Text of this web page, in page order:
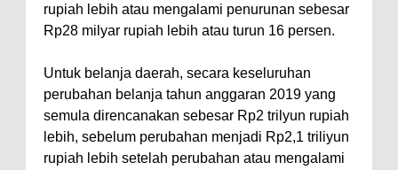
rupiah lebih atau mengalami penurunan sebesar
Rp28 milyar rupiah lebih atau turun 16 persen.
Untuk belanja daerah, secara keseluruhan
perubahan belanja tahun anggaran 2019 yang
semula direncanakan sebesar Rp2 trilyun rupiah
lebih, sebelum perubahan menjadi Rp2,1 triliyun
rupiah lebih setelah perubahan atau mengalami